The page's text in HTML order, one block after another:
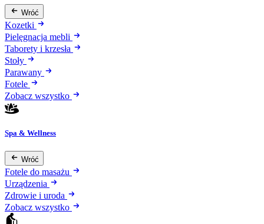
Wróć
Kozetki
Pielęgnacja mebli
Taborety i krzesła
Stoły
Parawany
Fotele
Zobacz wszystko
Spa & Wellness
Wróć
Fotele do masażu
Urządzenia
Zdrowie i uroda
Zobacz wszystko